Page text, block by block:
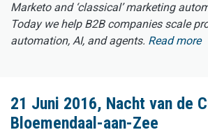
Marketo and ‘classical’ marketing
Today we help B2B companies scale
automation, AI, and agents. Read more
21 Juni 2016, Nacht van de
Bloemendaal-aan-Zee